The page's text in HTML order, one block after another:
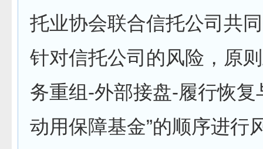
托业协会联合信托公司共
针对信托公司的风险，原
务重组-外部接盘-履行恢复
动用保障基金”的顺序进行